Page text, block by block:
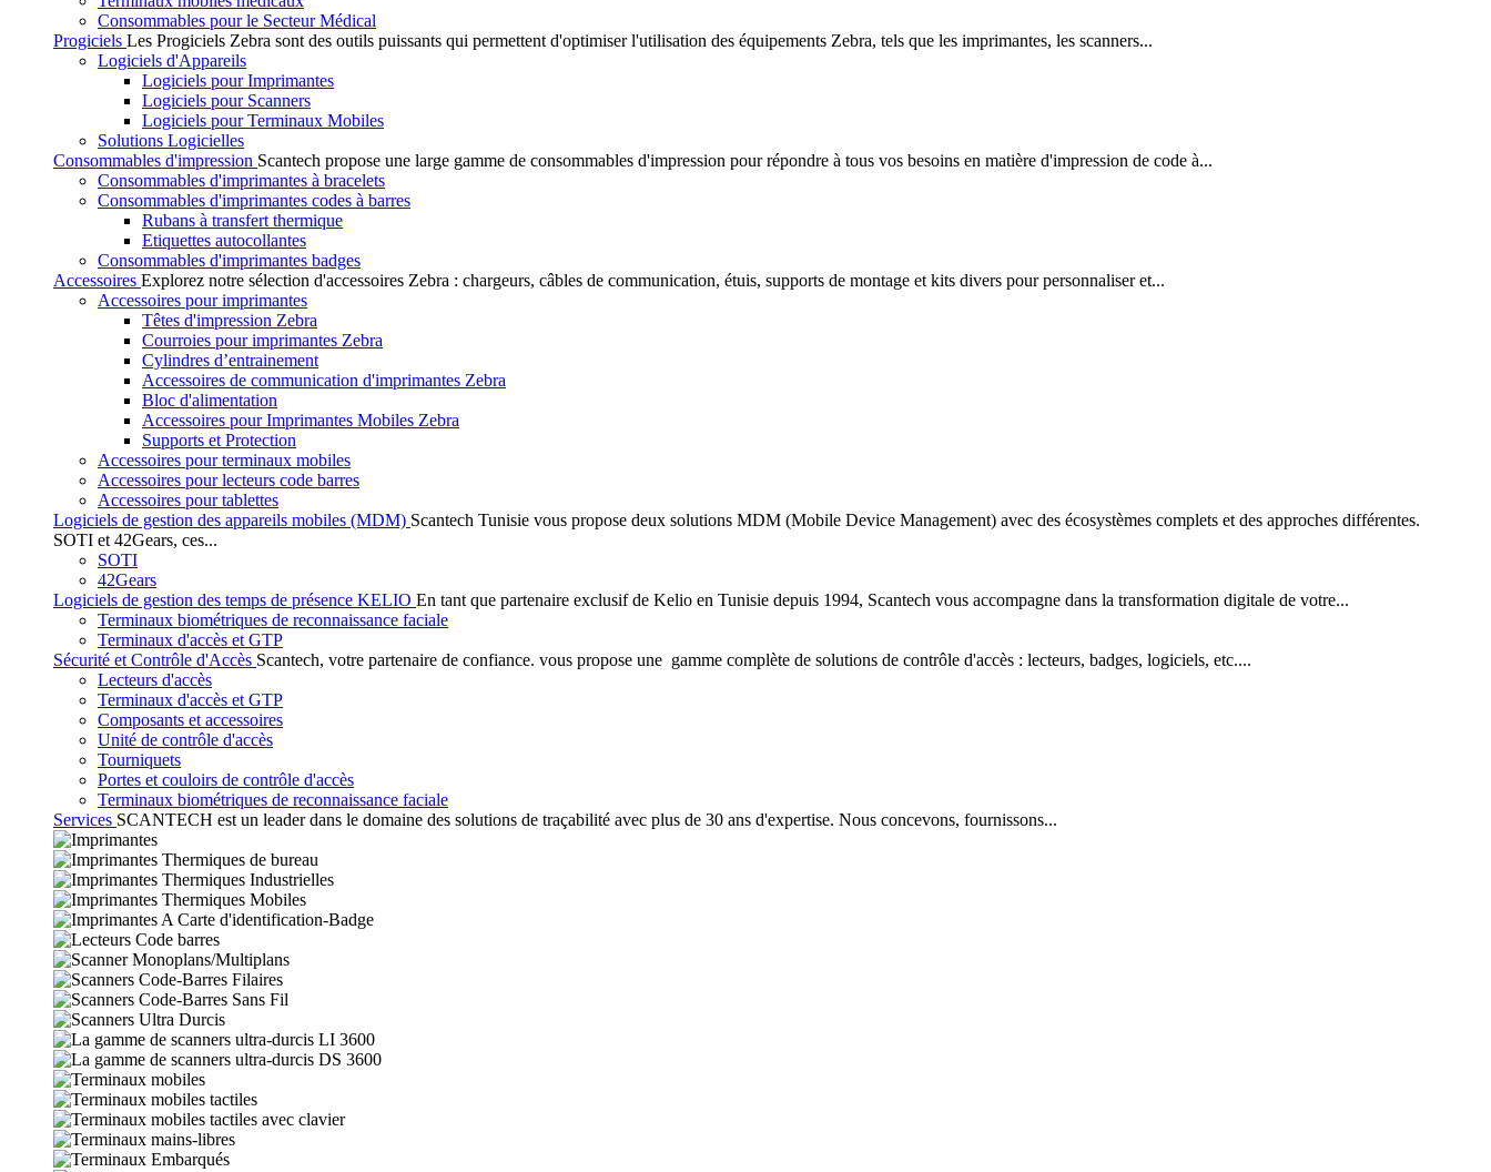
Consommables pour le Secteur Médical
Progiciels Les Progiciels Zebra sont des outils puissants qui permettent d'optimiser l'utilisation des équipements Zebra, tels que les imprimantes, les scanners...
Logiciels d'Appareils
Logiciels pour Imprimantes
Logiciels pour Scanners
Logiciels pour Terminaux Mobiles
Solutions Logicielles
Consommables d'impression Scantech propose une large gamme de consommables d'impression pour répondre à tous vos besoins en matière d'impression de code à...
Consommables d'imprimantes à bracelets
Consommables d'imprimantes codes à barres
Rubans à transfert thermique
Etiquettes autocollantes
Consommables d'imprimantes badges
Accessoires Explorez notre sélection d'accessoires Zebra : chargeurs, câbles de communication, étuis, supports de montage et kits divers pour personnaliser et...
Accessoires pour imprimantes
Têtes d'impression Zebra
Courroies pour imprimantes Zebra
Cylindres d’entrainement
Accessoires de communication d'imprimantes Zebra
Bloc d'alimentation
Accessoires pour Imprimantes Mobiles Zebra
Supports et Protection
Accessoires pour terminaux mobiles
Accessoires pour lecteurs code barres
Accessoires pour tablettes
Logiciels de gestion des appareils mobiles (MDM) Scantech Tunisie vous propose deux solutions MDM (Mobile Device Management) avec des écosystèmes complets et des approches différentes.
SOTI et 42Gears, ces...
SOTI
42Gears
Logiciels de gestion des temps de présence KELIO En tant que partenaire exclusif de Kelio en Tunisie depuis 1994, Scantech vous accompagne dans la transformation digitale de votre...
Terminaux biométriques de reconnaissance faciale
Terminaux d'accès et GTP
Sécurité et Contrôle d'Accès Scantech, votre partenaire de confiance. vous propose une gamme complète de solutions de contrôle d'accès : lecteurs, badges, logiciels, etc....
Lecteurs d'accès
Terminaux d'accès et GTP
Composants et accessoires
Unité de contrôle d'accès
Tourniquets
Portes et couloirs de contrôle d'accès
Terminaux biométriques de reconnaissance faciale
Services SCANTECH est un leader dans le domaine des solutions de traçabilité avec plus de 30 ans d'expertise. Nous concevons, fournissons...